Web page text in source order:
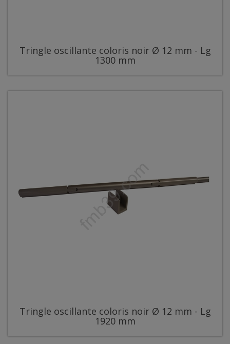
Tringle oscillante coloris noir Ø 12 mm - Lg
1300 mm
Tringle oscillante coloris noir Ø 12 mm - Lg
1920 mm